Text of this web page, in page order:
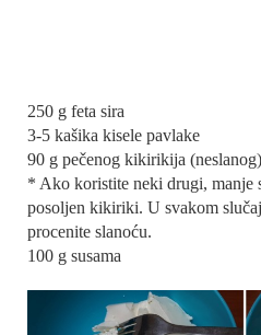
250 g feta sira
3-5 kašika kisele pavlake
90 g pečenog kikirikija
* Ako koristite neki drugi, manje
posoljen kikiriki. U svakom
procenite slanoću.
100 g susama